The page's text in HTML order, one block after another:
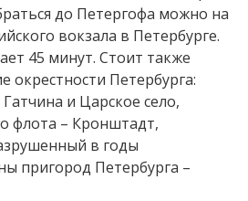
до Петергофа можно на
вокзала в Петербурге.
45 минут. Стоит также
окрестности Петербурга:
и Царское село,
флота – Кронштадт,
в годы
пригород Петербурга –